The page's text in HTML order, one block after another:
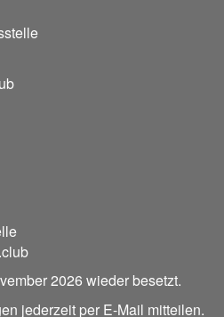
2026 wieder besetzt.
jederzeit per E-Mail mitteilen.